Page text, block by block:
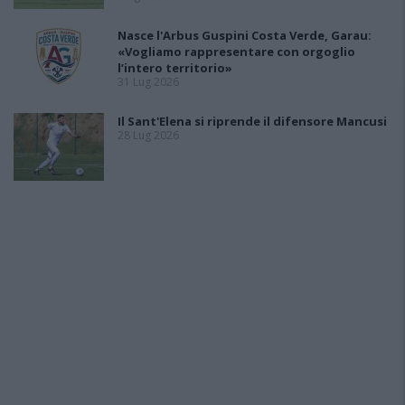
Nasce l'Arbus Guspini Costa Verde, Garau:
«Vogliamo rappresentare con orgoglio
l’intero territorio»
31 Lug 2026
Il Sant'Elena si riprende il difensore Mancusi
28 Lug 2026